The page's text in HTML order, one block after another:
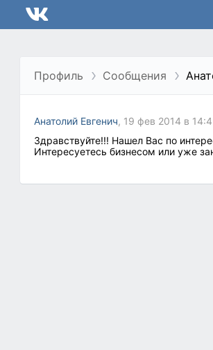
Профиль Сообщения
Анатолий Евгенич, 19 фев 2014 в
Здравствуйте!!! Нашел Вас по
Интересуетесь бизнесом или уже